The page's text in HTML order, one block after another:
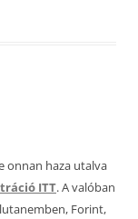
onnan haza utalva
ITT. A valóban
Forint,